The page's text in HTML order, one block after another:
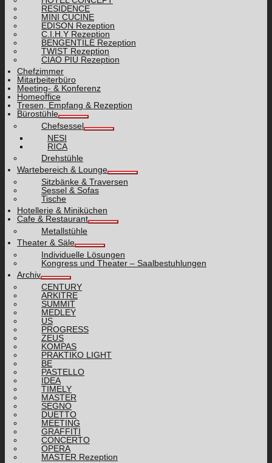
RESIDENCE
MINI CUCINE
EDISON Rezeption
C.I.H.Y Rezeption
BENGENTILE Rezeption
TWIST Rezeption
CIAO PIÙ Rezeption
Chefzimmer
Mitarbeiterbüro
Meeting- & Konferenz
Homeoffice
Tresen, Empfang & Rezeption
Bürostühle
Chefsessel
NESI
RICA
Drehstühle
Wartebereich & Lounge
Sitzbänke & Traversen
Sessel & Sofas
Tische
Hotellerie & Miniküchen
Cafe & Restaurant
Metallstühle
Theater & Säle
Individuelle Lösungen
Kongress und Theater – Saalbestuhlungen
Archiv
CENTURY
ARKITRE
SUMMIT
MEDLEY
US
PROGRESS
ZEUS
KOMPAS
PRAKTIKO LIGHT
BE
PASTELLO
IDEA
TIMELY
MASTER
SEGNO
DUETTO
MEETING
GRAFFITI
CONCERTO
OPERA
MASTER Rezeption